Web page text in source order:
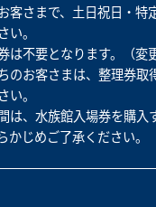
さまで、土日祝日・特
。
不要となります。（変
のお客さまは、整理券取
。
は、水族館入場券を購入
じめご了承ください。